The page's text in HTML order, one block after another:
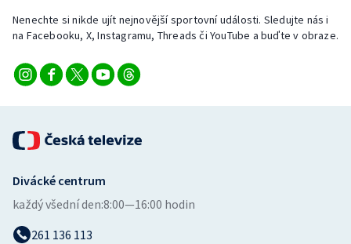
Nenechte si nikde ujít nejnovější sportovní události. Sledujte nás i
na Facebooku, X, Instagramu, Threads či YouTube a buďte v obraze.
Divácké centrum
každý všední den:8:00—16:00 hodin
261 136 113